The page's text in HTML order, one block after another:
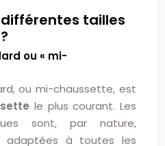
tailles
ou « mi-
ou mi-chaussette, est
le plus courant. Les
sont, par nature,
adaptées à toutes les